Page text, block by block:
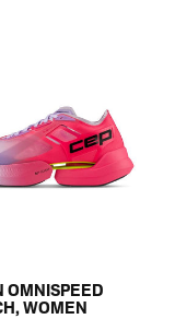
OMNISPEED
WOMEN